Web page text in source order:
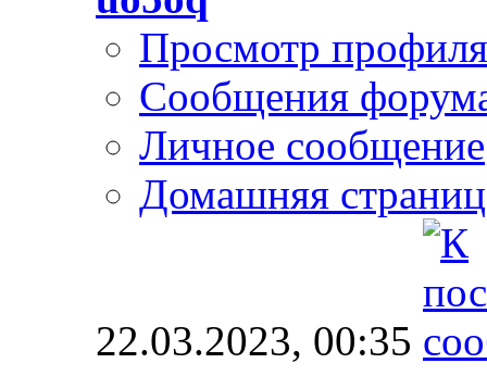
Просмотр профиля
Сообщения
Личное сообщение
Домашняя
22.03.2023, 00:35